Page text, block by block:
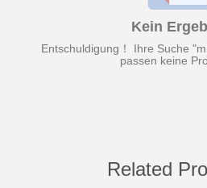
Kein
Entschuldigung！ Ihre Suche
passen keine
Related